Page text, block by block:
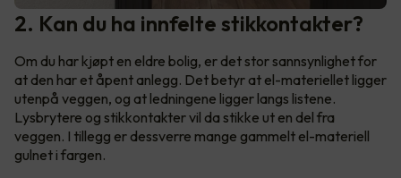
2. Kan du ha innfelte stikkontakter?
Om du har kjøpt en eldre bolig, er det stor sannsynlighet for
at den har et åpent anlegg. Det betyr at el-materiellet ligger
utenpå veggen, og at ledningene ligger langs listene.
Lysbrytere og stikkontakter vil da stikke ut en del fra
veggen. I tillegg er dessverre mange gammelt el-materiell
gulnet i fargen.